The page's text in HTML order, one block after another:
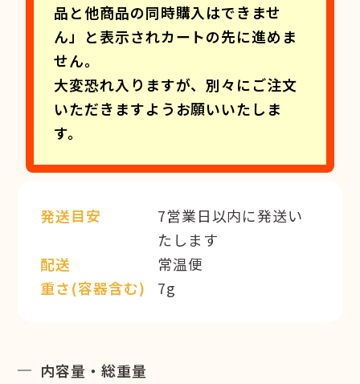
品と他商品の同時購入はできませ
ん」と表示されカートの先に進めま
せん。
大変恐れ入りますが、別々にご注文
いただきますようお願いいたしま
す。
発送目安
7営業日以内に発送い
たします
配送
常温便
重さ(容器含む)
7g
内容量・総重量